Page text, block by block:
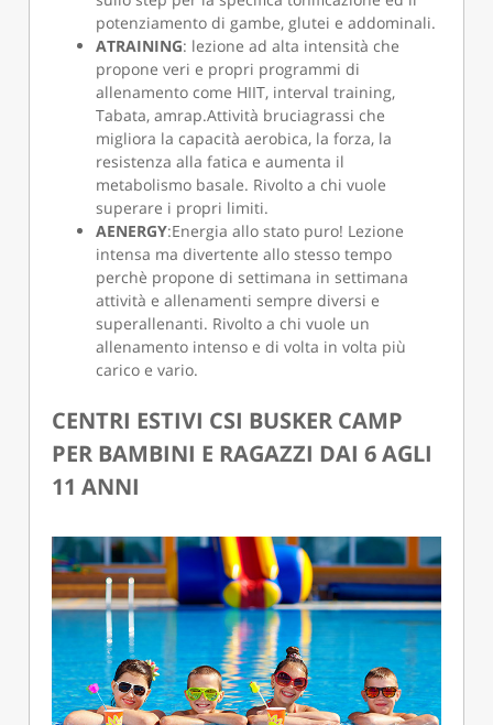
potenziamento di gambe, glutei e addominali.
ATRAINING: lezione ad alta intensità che
propone veri e propri programmi di
allenamento come HIIT, interval training,
Tabata, amrap.Attività bruciagrassi che
migliora la capacità aerobica, la forza, la
resistenza alla fatica e aumenta il
metabolismo basale. Rivolto a chi vuole
superare i propri limiti.
AENERGY:Energia allo stato puro! Lezione
intensa ma divertente allo stesso tempo
perchè propone di settimana in settimana
attività e allenamenti sempre diversi e
superallenanti. Rivolto a chi vuole un
allenamento intenso e di volta in volta più
carico e vario.
CENTRI ESTIVI CSI BUSKER CAMP
PER BAMBINI E RAGAZZI DAI 6 AGLI
11 ANNI